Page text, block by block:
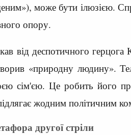
може бути ілюзією.
опору.
від деспотичного
«природну людину».
сім'єю. Це робить його
жодним політичним
другої стріли